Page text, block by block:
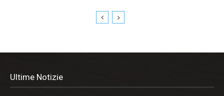
Ultime Notizie